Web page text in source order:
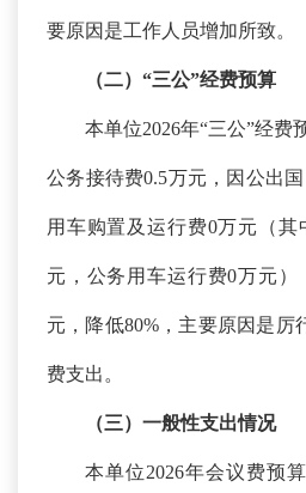
要原因是工作人员增加所致。
（二） “三公”经费预算
本单位2026年“三公”经费
公务接待费0.5万元，因公出
用车购置及运行费0万元（
元，公务用车运行费0万元）
元，降低80%，主要原因是厉
费支出。
（三）一般性支出情况
本单位2026年会议费预